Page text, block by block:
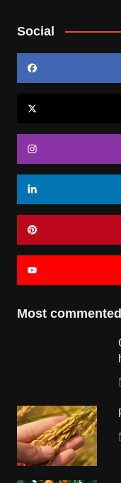
Social
Most commented